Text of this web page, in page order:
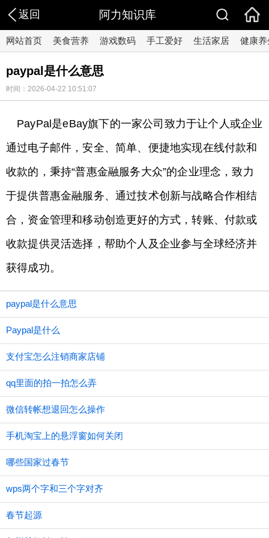
返回 阿力知识库
网站首页 美食营养 游戏数码 手工爱好 生活家居 健康养
paypal是什么意思
时间：2026-04-22 10:51:07
PayPal是eBay旗下的一家公司致力于让个人或企业
通过电子邮件，安全、简单、便捷地实现在线付款和
收款的，秉持“普惠金融服务大众”的企业理念，致力
于提供普惠金融服务、通过技术创新与战略合作相结
合，资金管理和移动创造更好的方式，转账、付款或
收款提供灵活选择，帮助个人及企业参与全球经济并
获得成功。
paypal是什么意思
Paypal是什么
支付宝怎么注销商家店铺
qq里面的拍一拍怎么弄
微信转帐想退回怎么操作
手机淘宝上的悬浮窗如何关闭
哪些国家过春节
wps两个字和三个字对齐
春节起源